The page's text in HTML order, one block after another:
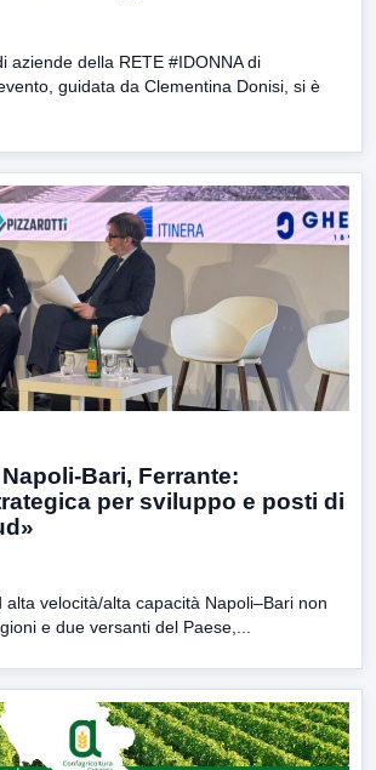
aziende della RETE #IDONNA di
guidata da Clementina Donisi, si è
Bari, Ferrante:
per sviluppo e posti di
alta velocità/alta capacità Napoli–Bari non
e due versanti del Paese,...